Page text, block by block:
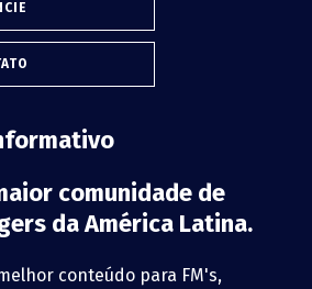
comunidade de
da América Latina.
conteúdo para FM's,